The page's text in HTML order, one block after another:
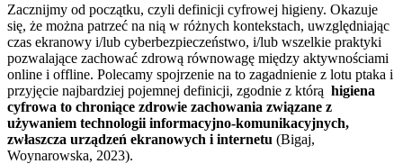
Zacznijmy od początku, czyli definicji cyfrowej higieny. Okazuje
się, że można patrzeć na nią w różnych kontekstach, uwzględniając
czas ekranowy i/lub cyberbezpieczeństwo, i/lub wszelkie praktyki
pozwalające zachować zdrową równowagę między aktywnościami
online i offline. Polecamy spojrzenie na to zagadnienie z lotu ptaka i
przyjęcie najbardziej pojemnej definicji, zgodnie z którą higiena
cyfrowa to chroniące zdrowie zachowania związane z
używaniem technologii informacyjno-komunikacyjnych,
zwłaszcza urządzeń ekranowych i internetu (Bigaj,
Woynarowska, 2023).